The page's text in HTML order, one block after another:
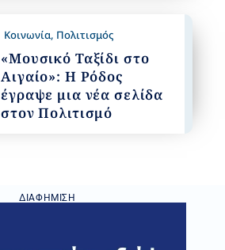
Κοινωνία, Πολιτισμός
«Μουσικό Ταξίδι στο
Αιγαίο»: Η Ρόδος
έγραψε μια νέα σελίδα
στον Πολιτισμό
ΔΙΑΦΉΜΙΣΗ